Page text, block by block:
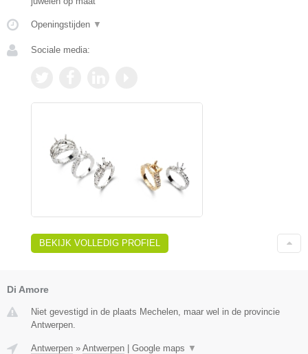
Openingstijden ▼
Sociale media:
BEKIJK VOLLEDIG PROFIEL
Di Amore
Niet gevestigd in de plaats Mechelen, maar wel in de provincie
Antwerpen.
Antwerpen » Antwerpen | Google maps ▼